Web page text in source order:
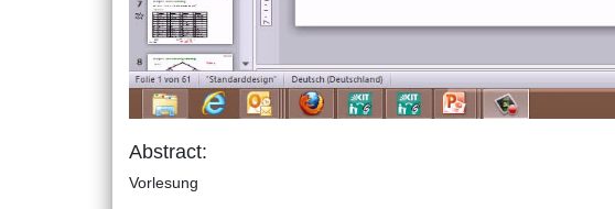
Abstract:
Vorlesung